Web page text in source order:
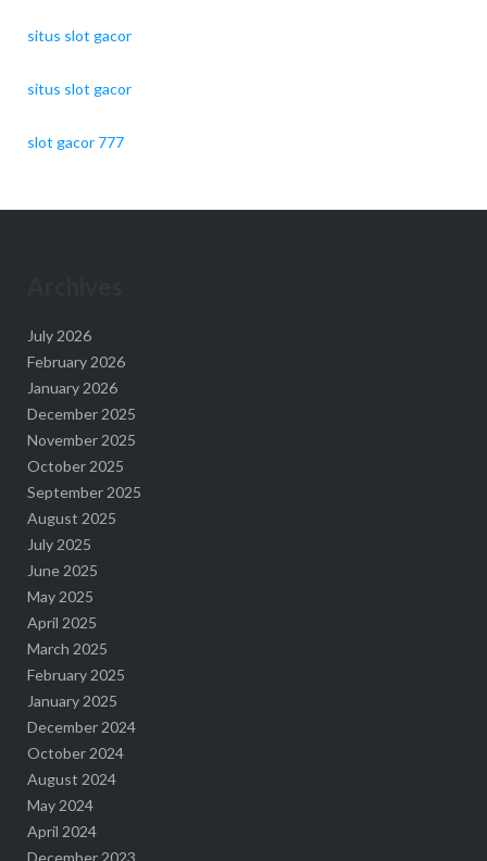
situs slot gacor
situs slot gacor
slot gacor 777
July 2026
February 2026
January 2026
December 2025
November 2025
October 2025
September 2025
August 2025
July 2025
June 2025
May 2025
April 2025
March 2025
February 2025
January 2025
December 2024
October 2024
August 2024
May 2024
April 2024
December 2023